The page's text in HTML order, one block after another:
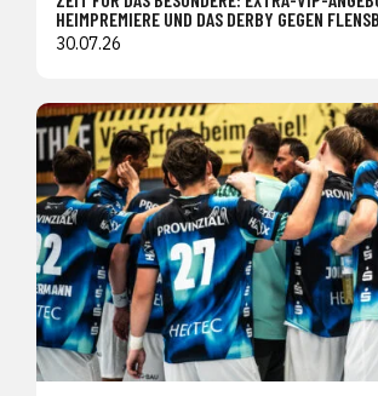
HEIMPREMIERE UND DAS DERBY GEGEN
30.07.26